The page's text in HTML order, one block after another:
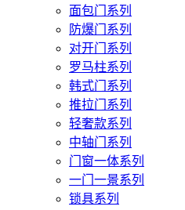
面包门系列
防爆门系列
对开门系列
罗马柱系列
韩式门系列
推拉门系列
轻奢款系列
中轴门系列
门窗一体系列
一门一景系列
锁具系列